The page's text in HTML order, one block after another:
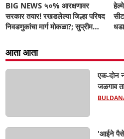
BIG NEWS ५०% आरक्षणावर
सरकार तयार! रखडलेल्या जिल्हा परिषद
निवडणुकांचा मार्ग मोकळा?; सुप्रीम
आता आता
एक-दोन
जळगाव
प्रसूती;
'आईने पैसे